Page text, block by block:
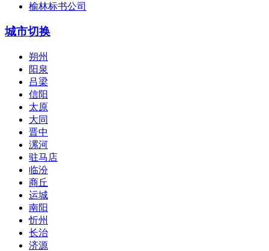
榆林标书公司
城市切换
朔州
阳泉
吕梁
信阳
太原
大同
晋中
漯河
驻马店
临汾
商丘
运城
南阳
忻州
长治
济源